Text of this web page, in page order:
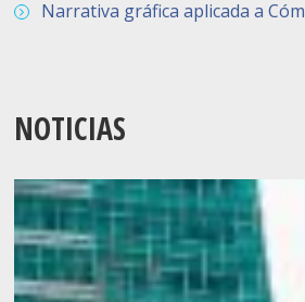
Narrativa gráfica aplicada a
NOTICIAS